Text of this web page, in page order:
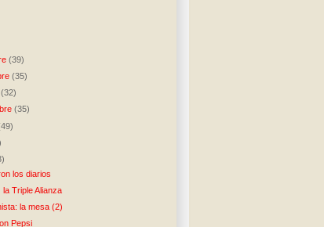
(39)
(35)
(32)
(35)
los diarios
Triple Alianza
la mesa (2)
Pepsi